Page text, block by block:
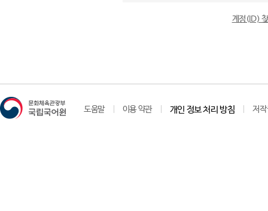
계정(ID)
도움말 이용 약관 개인 정보 처리 방침 저